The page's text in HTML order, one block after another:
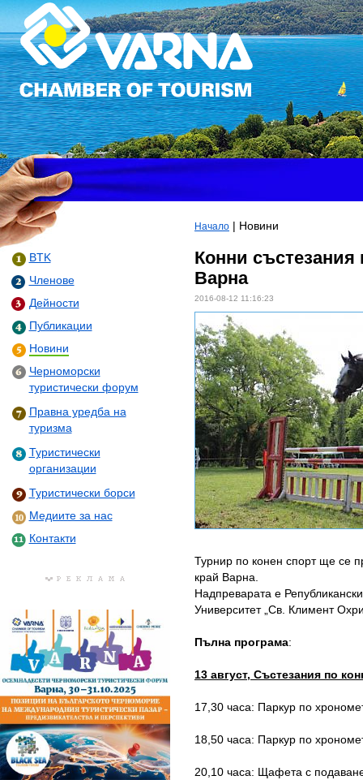
BTK
Членове
Дейности
Публикации
Новини
Черноморски
туристически форум
Правна уредба на
туризма
Туристически
организации
Туристически борси
Медиите за нас
Контакти
Начало | Новини
Конни състезания
Варна
2016-08-12 11:16:23
Турнир по конен спорт ще се
край Варна.
Надпреварата е
Университет „Св. Климент
Пълна програма:
13 август, Състезания по
17,30 часа: Паркур по
18,50 часа: Паркур по
20,10 часа: Щафета с